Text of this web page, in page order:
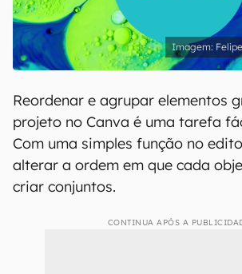
Reordenar e agrupar elementos
projeto no Canva é uma tarefa
Com uma simples função no
alterar a ordem em que cada
criar conjuntos.
CONTINUA APÓS A